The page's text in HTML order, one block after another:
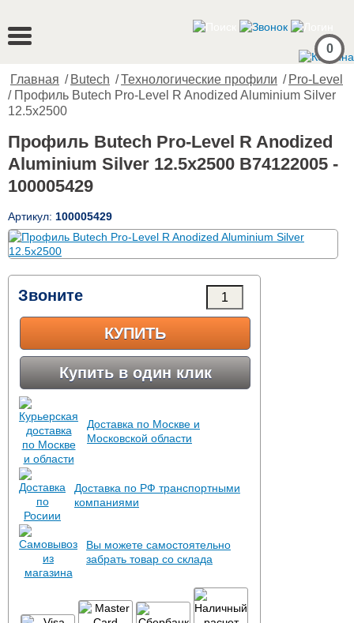
0
Главная / Butech /Технологические профили / Pro-Level
/ Профиль Butech Pro-Level R Anodized Aluminium Silver
12.5x2500
Профиль Butech Pro-Level R Anodized
Aluminium Silver 12.5x2500 B74122005 -
100005429
Артикул: 100005429
Звоните
КУПИТЬ
Купить в один клик
Доставка по Москве и
Московской области
Доставка по РФ транспортными
компаниями
Вы можете самостоятельно
забрать товар со склада